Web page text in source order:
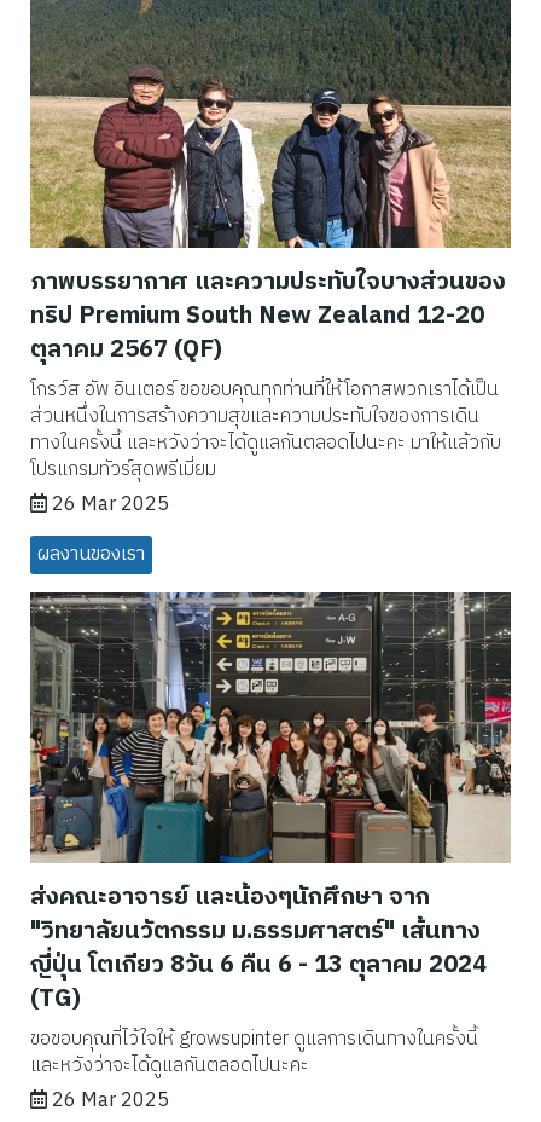
ภาพบรรยากาศ และความประทับใจบางส่วนของ
ทริป Premium South New Zealand 12-20
ตุลาคม 2567 (QF)
โกรว์ส อัพ อินเตอร์ ขอขอบคุณทุกท่านที่ให้โอกาสพวกเราได้เป็น
ส่วนหนึ่งในการสร้างความสุขและความประทับใจของการเดิน
ทางในครั้งนี้ และหวังว่าจะได้ดูแลกันตลอดไปนะคะ มาให้แล้วกับ
โปรแกรมทัวร์สุดพรีเมี่ยม
26 Mar 2025
ผลงานของเรา
ส่งคณะอาจารย์ และน้องๆนักศึกษา จาก
"วิทยาลัยนวัตกรรม ม.ธรรมศาสตร์" เส้นทาง
ญี่ปุ่น โตเกียว 8วัน 6 คืน 6 - 13 ตุลาคม 2024
(TG)
ขอขอบคุณที่ไว้ใจให้ growsupinter ดูแลการเดินทางในครั้งนี้
และหวังว่าจะได้ดูแลกันตลอดไปนะคะ
26 Mar 2025